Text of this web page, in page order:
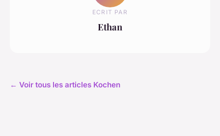
ECRIT PAR
Ethan
← Voir tous les articles Kochen